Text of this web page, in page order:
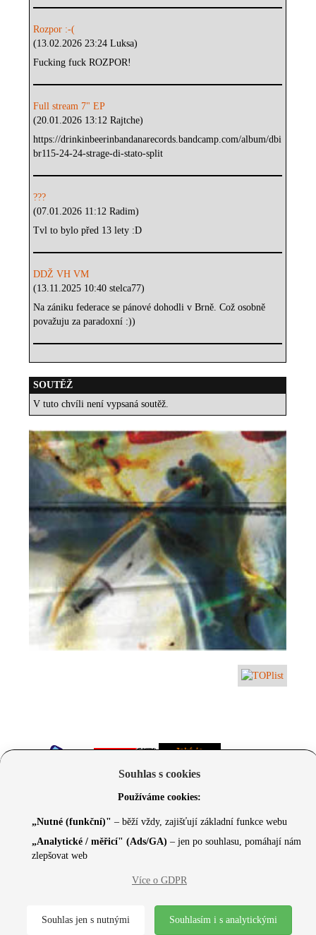
Rozpor :-(
(13.02.2026 23:24 Luksa)
Fucking fuck ROZPOR!
Full stream 7" EP
(20.01.2026 13:12 Rajtche)
https://drinkinbeerinbandanarecords.bandcamp.com/album/dbi
br115-24-24-strage-di-stato-split
???
(07.01.2026 11:12 Radim)
Tvl to bylo před 13 lety :D
DDŽ VH VM
(13.11.2025 10:40 stelca77)
Na zániku federace se pánové dohodli v Brně. Což osobně
považuju za paradoxní :))
SOUTĚŽ
V tuto chvíli není vypsaná soutěž.
neziskovky.cz) | Design concept by
Souhlas s cookies
Používáme cookies:
„Nutné (funkční)" – běží vždy, zajišťují základní funkce webu
„Analytické / měřicí" (Ads/GA) – jen po souhlasu, pomáhají nám
zlepšovat web
Více o GDPR
Souhlas jen s nutnými Souhlasím i s analytickými